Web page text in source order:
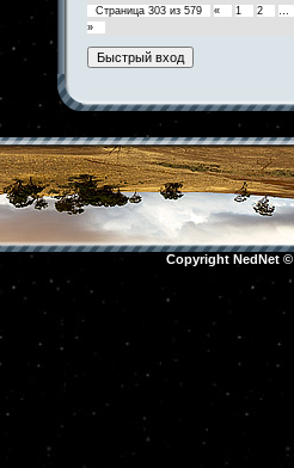
Страница 303 из 579 « 1 2
…
»
Copyright NedNet